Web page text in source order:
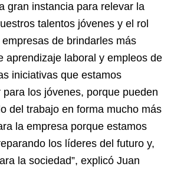
gran instancia para relevar la
talentos jóvenes y el rol
de brindarles más
aprendizaje laboral y empleos de
iniciativas que estamos
los jóvenes, porque pueden
del trabajo en forma mucho más
la empresa porque estamos
los líderes del futuro y,
la sociedad”, explicó Juan